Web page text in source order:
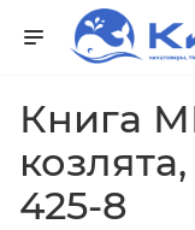
Книга
425-8